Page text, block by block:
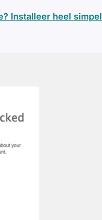
Installeer heel simpel